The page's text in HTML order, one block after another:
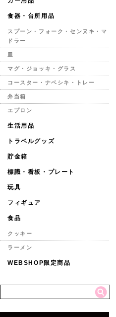
食器・台所用品
スプーン・フォーク・センヌキ・マ
ドラー
マグ・ジョッキ・グラス
コースター・ナベシキ・トレー
弁当箱
エプロン
生活用品
トラベルグッズ
貯金箱
標識・看板・プレート
玩具
フィギュア
食品
クッキー
ラーメン
WEBSHOP限定商品